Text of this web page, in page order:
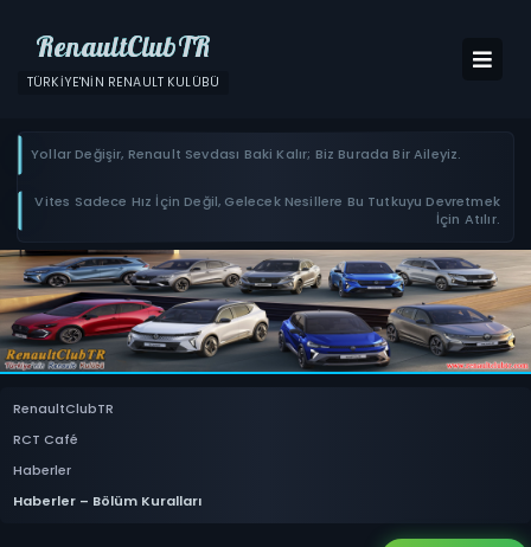
RenaultClubTR
TÜRKIYE'NIN RENAULT KULÜBÜ
Yollar Değişir, Renault Sevdası Baki Kalır; Biz Burada Bir Aileyiz.
Vites Sadece Hız İçin Değil, Gelecek Nesillere Bu Tutkuyu Devretmek
İçin Atılır.
RenaultClubTR
RCT Café
Haberler
Haberler – Bölüm Kuralları